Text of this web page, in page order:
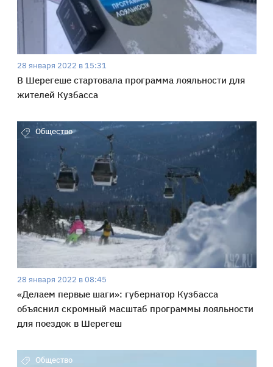
28 января 2022 в 15:31
В Шерегеше стартовала программа лояльности для
жителей Кузбасса
Общество
28 января 2022 в 08:45
«Делаем первые шаги»: губернатор Кузбасса
объяснил скромный масштаб программы лояльности
для поездок в Шерегеш
Общество